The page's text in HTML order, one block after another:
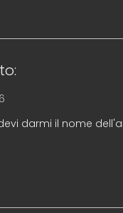
darmi il nome